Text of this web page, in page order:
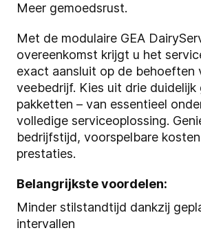
Meer gemoedsrust.
Met de modulaire GEA
overeenkomst krijgt u het
exact aansluit op de behoeften
veebedrijf. Kies uit drie duidelijk
pakketten – van essentieel
volledige serviceoplossing.
bedrijfstijd, voorspelbare
prestaties.
Belangrijkste voordelen:
Minder stilstandtijd dankzij
intervallen